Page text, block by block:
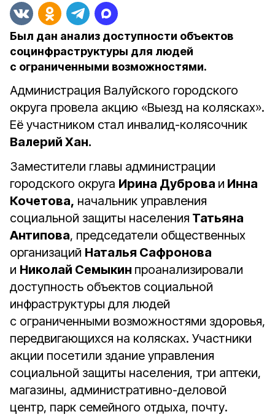
Был дан анализ доступности объектов
социнфраструктуры для людей
с ограниченными возможностями.
Администрация Валуйского городского
округа провела акцию «Выезд на колясках».
Её участником стал инвалид-колясочник
Валерий Хан.
Заместители главы администрации
городского округа Ирина Дуброва и Инна
Кочетова, начальник управления
социальной защиты населения Татьяна
Антипова, председатели общественных
организаций Наталья Сафронова
и Николай Семыкин проанализировали
доступность объектов социальной
инфраструктуры для людей
с ограниченными возможностями здоровья,
передвигающихся на колясках. Участники
акции посетили здание управления
социальной защиты населения, три аптеки,
магазины, административно-деловой
центр, парк семейного отдыха, почту.